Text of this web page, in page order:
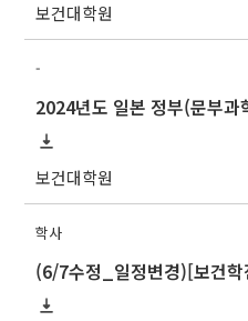
보건대학원
-
보건대학원
학사